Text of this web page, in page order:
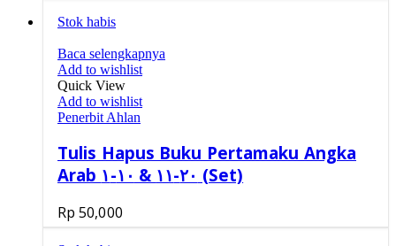
Stok habis
Baca selengkapnya
Add to wishlist
Quick View
Add to wishlist
Penerbit Ahlan
Tulis Hapus Buku Pertamaku Angka
Arab ٢٠-١١ & ١٠-١ (Set)
Rp 50,000